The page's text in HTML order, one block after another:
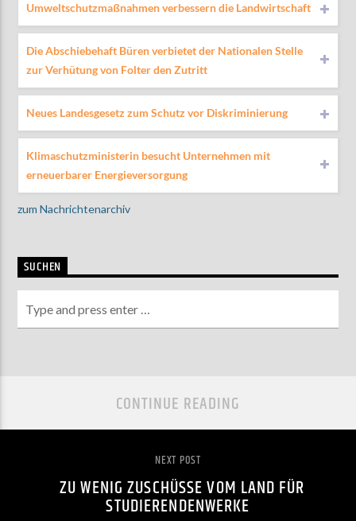
Umweltschutzmaßnahmen verbessern die Landwirtschaft
Die Abschiebehaft Büren verbietet der Nationalen Stelle
zur Verhütung von Folter den Zutritt
Neues Landesgesetz zum Schutz vor Diskriminierung
Klimaschutzministerin besucht Unternehmen mit
erneuerbarer Energieversorgung
zum Nachrichtenarchiv
SUCHEN
CONTINUE READING
NEXT POST
ZU WENIG ZUSCHÜSSE VOM LAND FÜR
STUDIERENDENWERKE